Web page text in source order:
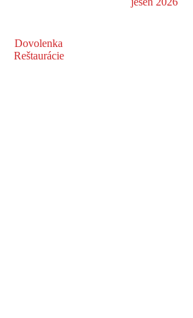
Dovolenka
Reštaurácie